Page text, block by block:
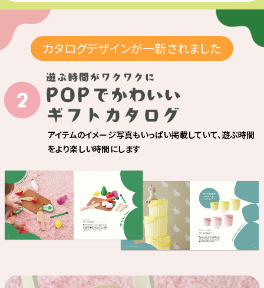
カタログデザインが一新されました
アイテムのイメージ写真もいっぱい掲載していて、遊ぶ時間
をより楽しい時間にします